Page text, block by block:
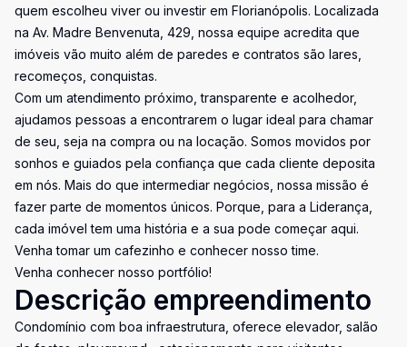
quem escolheu viver ou investir em Florianópolis. Localizada
na Av. Madre Benvenuta, 429, nossa equipe acredita que
imóveis vão muito além de paredes e contratos são lares,
recomeços, conquistas.
Com um atendimento próximo, transparente e acolhedor,
ajudamos pessoas a encontrarem o lugar ideal para chamar
de seu, seja na compra ou na locação. Somos movidos por
sonhos e guiados pela confiança que cada cliente deposita
em nós. Mais do que intermediar negócios, nossa missão é
fazer parte de momentos únicos. Porque, para a Liderança,
cada imóvel tem uma história e a sua pode começar aqui.
Venha tomar um cafezinho e conhecer nosso time.
Venha conhecer nosso portfólio!
Descrição empreendimento
Condomínio com boa infraestrutura, oferece elevador, salão